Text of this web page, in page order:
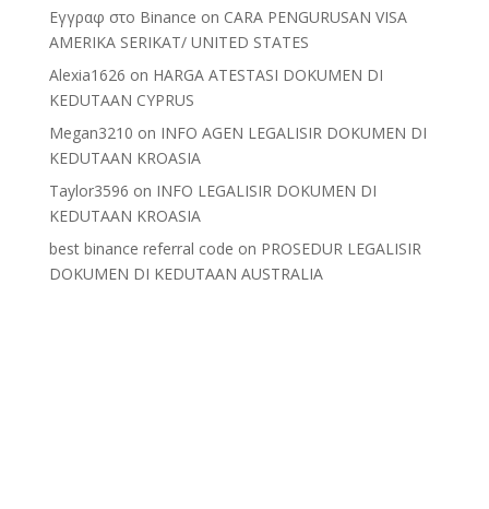
Εγγραφ στο Binance on CARA PENGURUSAN VISA
AMERIKA SERIKAT/ UNITED STATES
Alexia1626 on HARGA ATESTASI DOKUMEN DI
KEDUTAAN CYPRUS
Megan3210 on INFO AGEN LEGALISIR DOKUMEN DI
KEDUTAAN KROASIA
Taylor3596 on INFO LEGALISIR DOKUMEN DI
KEDUTAAN KROASIA
best binance referral code on PROSEDUR LEGALISIR
DOKUMEN DI KEDUTAAN AUSTRALIA